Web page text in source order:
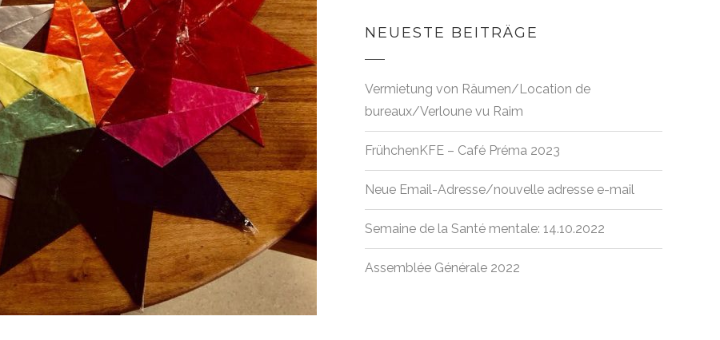
NEUESTE BEITRÄGE
Vermietung von Räumen/Location de
bureaux/Verloune vu Raim
FrühchenKFE – Café Préma 2023
Neue Email-Adresse/nouvelle adresse e-mail
Semaine de la Santé mentale: 14.10.2022
Assemblée Générale 2022